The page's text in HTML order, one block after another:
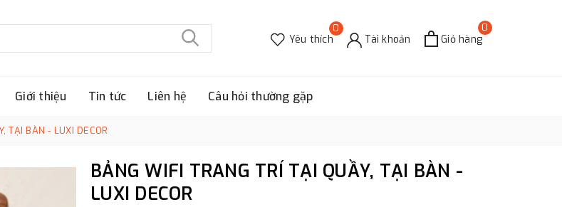
0
Yêu thích Tài khoản
0
Giỏ hàng
Giới thiệu Tin tức Liên hệ Câu hỏi thường gặp
TẠI BÀN - LUXI DECOR
BẢNG WIFI TRANG TRÍ TẠI QUẦY, TẠI BÀN -
LUXI DECOR